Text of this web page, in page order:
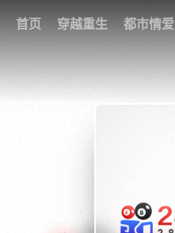
首页 穿越重生 都市情爱
我的观影记录